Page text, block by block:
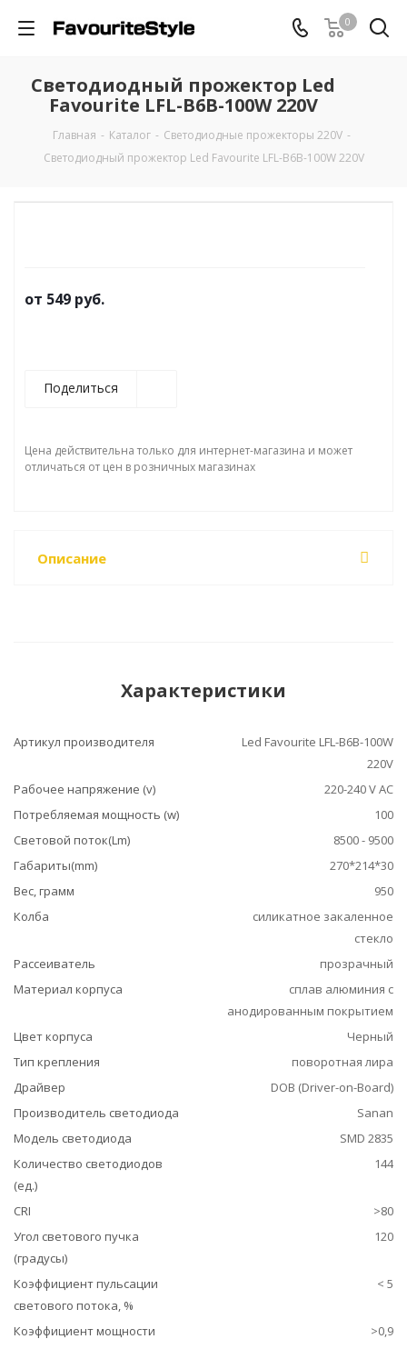
0
Светодиодный прожектор Led
Favourite LFL-B6B-100W 220V
Главная - Каталог - Светодиодные прожекторы 220V -
Светодиодный прожектор Led Favourite LFL-B6B-100W 220V
от 549 руб.
Поделиться
Цена действительна только для интернет-магазина и может
отличаться от цен в розничных магазинах
Описание
Характеристики
Артикул производителя
Led Favourite LFL-B6B-100W
220V
Рабочее напряжение (v)
220-240 V AC
Потребляемая мощность (w)
100
Световой поток(Lm)
8500 - 9500
Габариты(mm)
270*214*30
Вес, грамм
950
Колба
силикатное закаленное
стекло
Рассеиватель
прозрачный
Материал корпуса
сплав алюминия с
анодированным покрытием
Цвет корпуса
Черный
Тип крепления
поворотная лира
Драйвер
DOB (Driver-on-Board)
Производитель светодиода
Sanan
Модель светодиода
SMD 2835
Количество светодиодов
(ед.)
144
CRI
>80
Угол светового пучка
(градусы)
120
Коэффициент пульсации
светового потока, %
< 5
Коэффициент мощности
>0,9